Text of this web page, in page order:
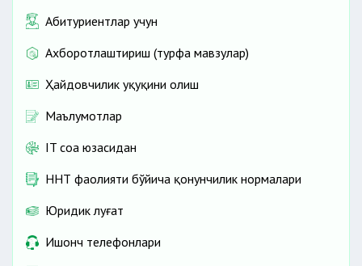
Абитуриентлар учун
Ахборотлаштириш (турфа мавзулар)
Ҳайдовчилик ҳуқуқини олиш
Маълумотлар
IT соҳа юзасидан
ННТ фаолияти бўйича қонунчилик нормалари
Юридик луғат
Ишонч телефонлари